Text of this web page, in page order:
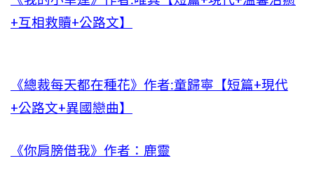
+互相救贖+公路文】
《總裁每天都在種花》作者:童歸寧【短篇+現代
+公路文+異國戀曲】
《你肩膀借我》作者：鹿靈